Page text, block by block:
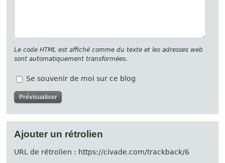
Le code HTML est affiché comme du texte et les adresses web
sont automatiquement transformées.
Se souvenir de moi sur ce blog
Ajouter un rétrolien
URL de rétrolien : https://civade.com/trackback/6